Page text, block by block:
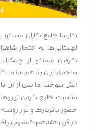
کلیسا جامع کازان مسکو
لهستانی‌ها به افتخار
گرفتن مسکو از چنگال
ساختند. این بنا هم مانند
آتش سوخت اما پس از آن با
مناسبت خارج کردن نیروهای
حضور پاتریارک و تزار
در قرن هفدهم گسترش یافت